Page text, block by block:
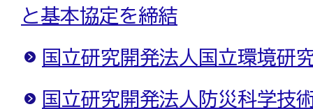
と基本協定を締結
国立研究開発法人国立環境研
国立研究開発法人防災科学技